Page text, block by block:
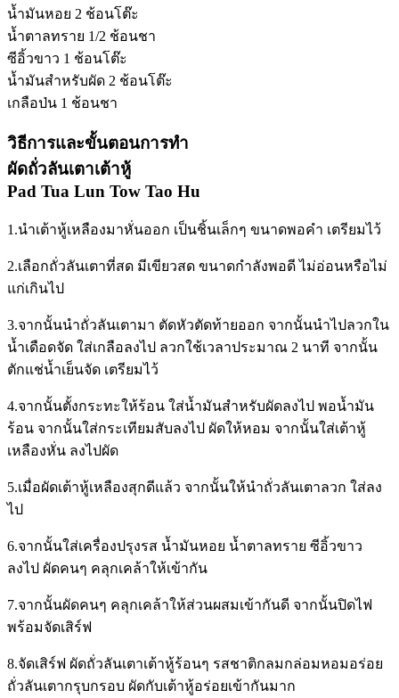
น้ำมันหอย 2 ช้อนโต๊ะ
น้ำตาลทราย 1/2 ช้อนชา
ซีอิ้วขาว 1 ช้อนโต๊ะ
น้ำมันสำหรับผัด 2 ช้อนโต๊ะ
เกลือป่น 1 ช้อนชา
วิธีการและขั้นตอนการทำ
ผัดถั่วลันเตาเต้าหู้
Pad Tua Lun Tow Tao Hu
1.นำเต้าหู้เหลืองมาหั่นออก เป็นชิ้นเล็กๆ ขนาดพอคำ เตรียมไว้
2.เลือกถั่วลันเตาที่สด มีเขียวสด ขนาดกำลังพอดี ไม่อ่อนหรือไม่
แก่เกินไป
3.จากนั้นนำถั่วลันเตามา ตัดหัวตัดท้ายออก จากนั้นนำไปลวกใน
น้ำเดือดจัด ใส่เกลือลงไป ลวกใช้เวลาประมาณ 2 นาที จากนั้น
ตักแช่น้ำเย็นจัด เตรียมไว้
4.จากนั้นตั้งกระทะให้ร้อน ใส่น้ำมันสำหรับผัดลงไป พอน้ำมัน
ร้อน จากนั้นใส่กระเทียมสับลงไป ผัดให้หอม จากนั้นใส่เต้าหู้
เหลืองหั่น ลงไปผัด
5.เมื่อผัดเต้าหู้เหลืองสุกดีแล้ว จากนั้นให้นำถั่วลันเตาลวก ใส่ลง
ไป
6.จากนั้นใส่เครื่องปรุงรส น้ำมันหอย น้ำตาลทราย ซีอิ้วขาว
ลงไป ผัดคนๆ คลุกเคล้าให้เข้ากัน
7.จากนั้นผัดคนๆ คลุกเคล้าให้ส่วนผสมเข้ากันดี จากนั้นปิดไฟ
พร้อมจัดเสิร์ฟ
8.จัดเสิร์ฟ ผัดถั่วลันเตาเต้าหู้ร้อนๆ รสชาติกลมกล่อมหอมอร่อย
ถั่วลันเตากรุบกรอบ ผัดกับเต้าหู้อร่อยเข้ากันมาก